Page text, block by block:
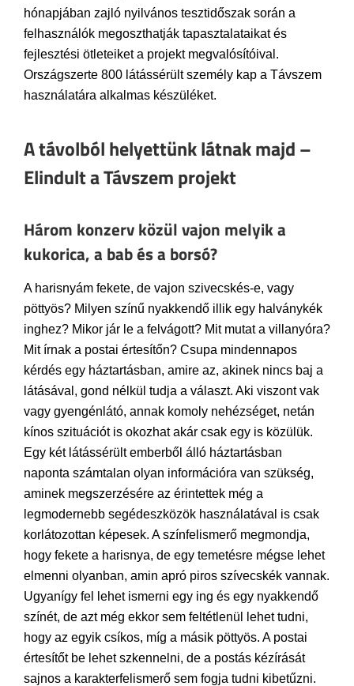
hónapjában zajló nyilvános tesztidőszak során a
felhasználók megoszthatják tapasztalataikat és
fejlesztési ötleteiket a projekt megvalósítóival.
Országszerte 800 látássérült személy kap a Távszem
használatára alkalmas készüléket.
A távolból helyettünk látnak majd –
Elindult a Távszem projekt
Három konzerv közül vajon melyik a
kukorica, a bab és a borsó?
A harisnyám fekete, de vajon szivecskés-e, vagy
pöttyös? Milyen színű nyakkendő illik egy halványkék
inghez? Mikor jár le a felvágott? Mit mutat a villanyóra?
Mit írnak a postai értesítőn? Csupa mindennapos
kérdés egy háztartásban, amire az, akinek nincs baj a
látásával, gond nélkül tudja a választ. Aki viszont vak
vagy gyengénlátó, annak komoly nehézséget, netán
kínos szituációt is okozhat akár csak egy is közülük.
Egy két látássérült emberből álló háztartásban
naponta számtalan olyan információra van szükség,
aminek megszerzésére az érintettek még a
legmodernebb segédeszközök használatával is csak
korlátozottan képesek. A színfelismerő megmondja,
hogy fekete a harisnya, de egy temetésre mégse lehet
elmenni olyanban, amin apró piros szívecskék vannak.
Ugyanígy fel lehet ismerni egy ing és egy nyakkendő
színét, de azt még ekkor sem feltétlenül lehet tudni,
hogy az egyik csíkos, míg a másik pöttyös. A postai
értesítőt be lehet szkennelni, de a postás kézírását
sajnos a karakterfelismerő sem fogja tudni kibetűzni.